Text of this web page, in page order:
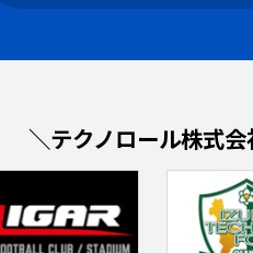
＼テクノロール株式